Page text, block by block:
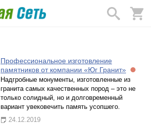
Профессиональное изготовление
памятников от компании «Юг Гранит»
Надгробные монументы, изготовленные из
гранита самых качественных пород – это не
только солидный, но и долговременный
вариант увековечить память усопшего.
24.12.2019